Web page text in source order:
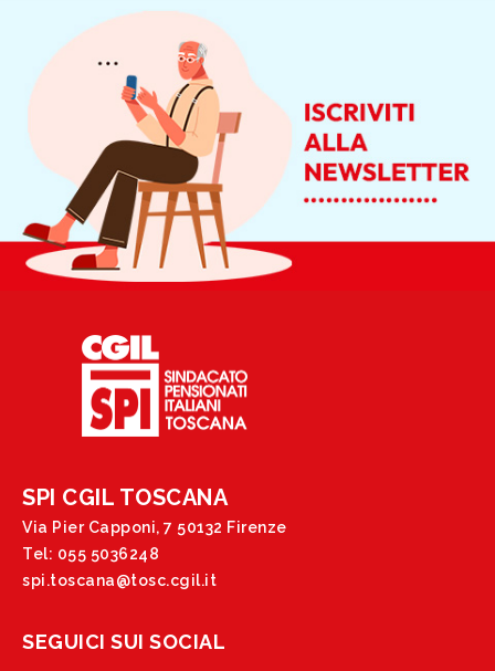
SPI CGIL TOSCANA
Via Pier Capponi, 7 50132 Firenze
Tel: 055 5036248
spi.toscana@tosc.cgil.it
SEGUICI SUI SOCIAL